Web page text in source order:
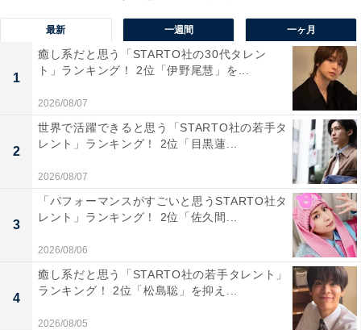
※回答者のコメントは原文ママです
次ページ
9位までの全ランキング結果を見
る
最新 一週間 一ヶ月
1
癒し系だと思う「STARTO社の30代タレン
ト」ランキング！ 2位「伊野尾慧」を...
2026/08/07
2
世界で活躍できると思う「STARTO社の若手タ
レント」ランキング！ 2位「目黒蓮...
2026/08/07
3
「パフォーマンスがすごいと思うSTARTO社タ
レント」ランキング！ 2位「佐久間...
2026/08/06
4
癒し系だと思う「STARTO社の若手タレント」
ランキング！ 2位「松島聡」を抑え...
2026/08/05